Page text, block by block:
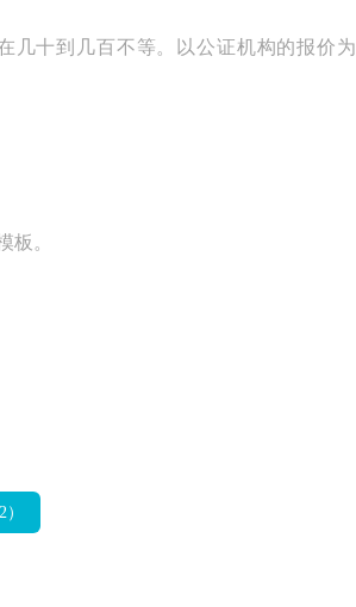
几十到几百不等。以公证机构的报价为
板。
2 ）